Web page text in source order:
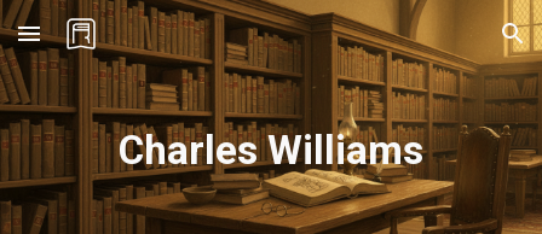
Skip to main content Skip to navigation
Charles Williams